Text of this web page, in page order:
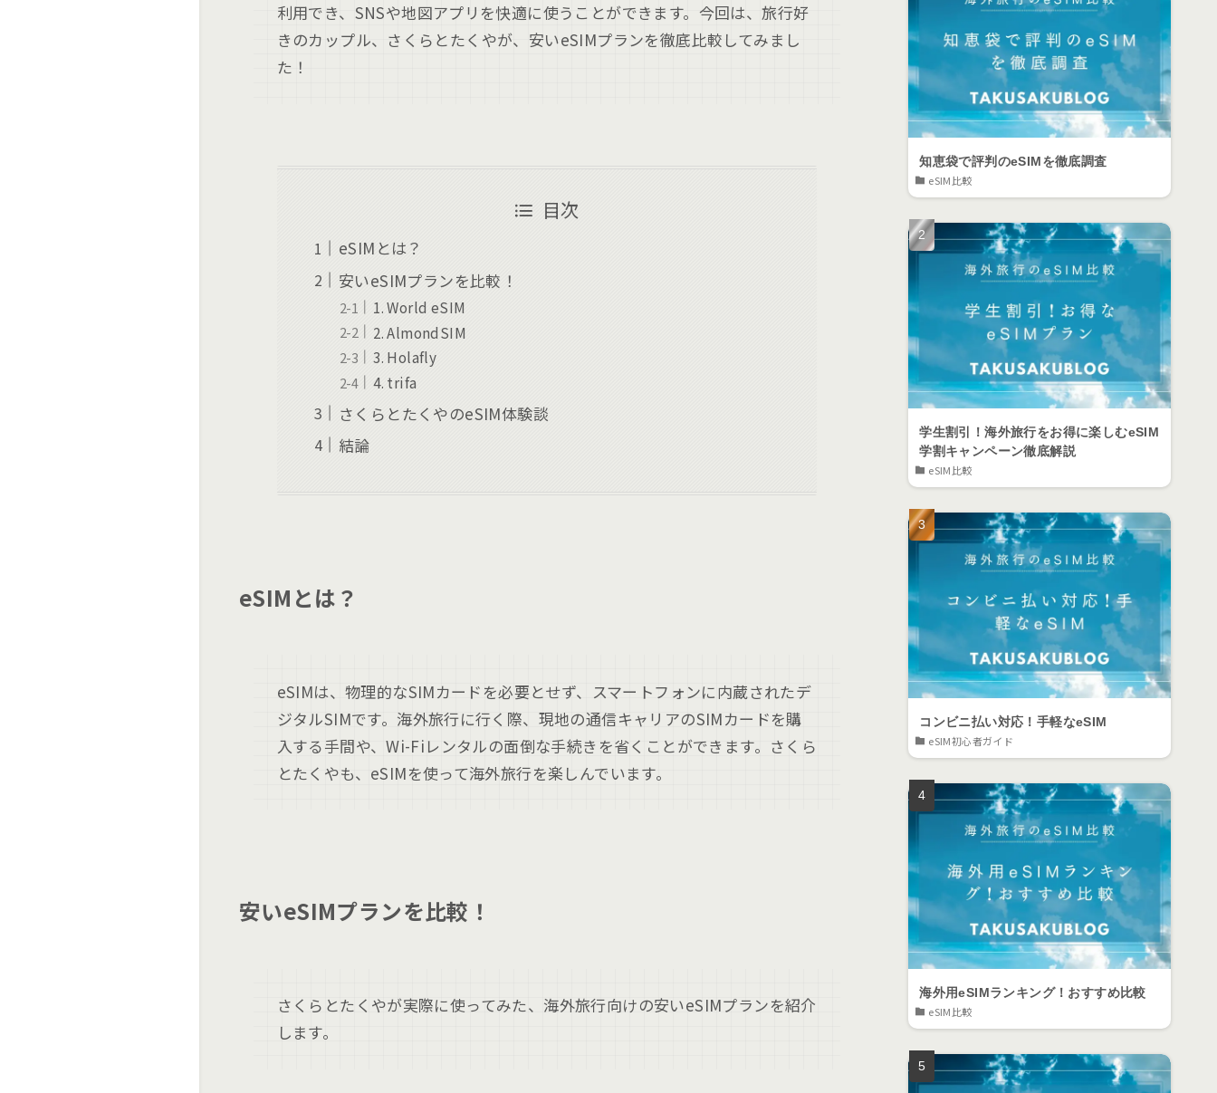
利用でき、SNSや地図アプリを快適に使うことができます。今回は、旅行好
きのカップル、さくらとたくやが、安いeSIMプランを徹底比較してみまし
た！
目次
eSIMとは？
安いeSIMプランを比較！
1. World eSIM
2. AlmondSIM
3. Holafly
4. trifa
さくらとたくやのeSIM体験談
結論
eSIMとは？
eSIMは、物理的なSIMカードを必要とせず、スマートフォンに内蔵されたデ
ジタルSIMです。海外旅行に行く際、現地の通信キャリアのSIMカードを購
入する手間や、Wi-Fiレンタルの面倒な手続きを省くことができます。さくら
とたくやも、eSIMを使って海外旅行を楽しんでいます。
安いeSIMプランを比較！
さくらとたくやが実際に使ってみた、海外旅行向けの安いeSIMプランを紹介
します。
知恵袋で評判のeSIMを徹底調査
eSIM比較
学生割引！海外旅行をお得に楽しむeSIM
学割キャンペーン徹底解説
eSIM比較
コンビニ払い対応！手軽なeSIM
eSIM初心者ガイド
海外用eSIMランキング！おすすめ比較
eSIM比較